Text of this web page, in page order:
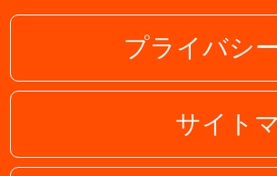
プライバシ
サイト